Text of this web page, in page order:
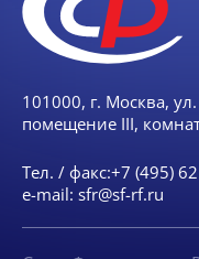
101000, г. Москва,
помещение III,
Тел. / факс:+7 (495)
e-mail: sfr@sf-rf.ru